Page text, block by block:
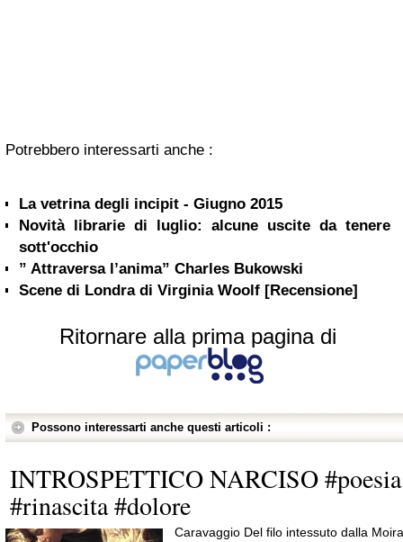
Potrebbero interessarti anche :
La vetrina degli incipit - Giugno 2015
Novità librarie di luglio: alcune uscite da tenere
sott'occhio
” Attraversa l’anima” Charles Bukowski
Scene di Londra di Virginia Woolf [Recensione]
Ritornare alla prima pagina di
Possono interessarti anche questi articoli :
INTROSPETTICO NARCISO #poesia
#rinascita #dolore
Caravaggio Del filo intessuto dalla Moira